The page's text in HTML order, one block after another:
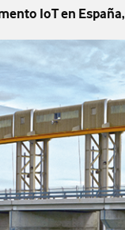
IoT en